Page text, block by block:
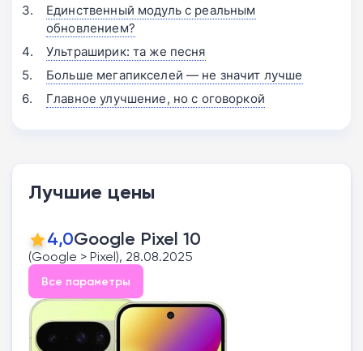
Единственный модуль с реальным
обновлением?
Ультраширик: та же песня
Больше мегапикселей — не значит лучше
Главное улучшение, но с оговоркой
Лучшие цены
4,0Google Pixel 10
(Google > Pixel), 28.08.2025
Все параметры